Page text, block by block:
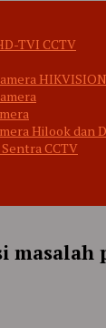
TVI CCTV
Hilook dan
CCTV
masalah